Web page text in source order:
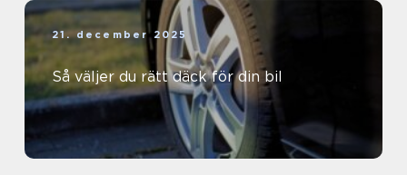
21. december 2025
Så väljer du rätt däck för din bil